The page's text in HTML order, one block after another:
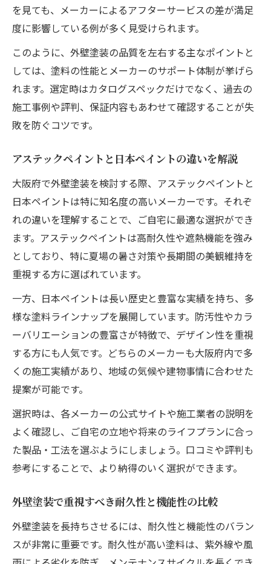
を見ても、メーカーによるアフターサービスの差が満足
度に影響している例が多く見受けられます。
このように、外壁塗装の品質を左右する主なポイントと
しては、塗料の性能とメーカーのサポート体制が挙げら
れます。選定時はカタログスペックだけでなく、過去の
施工事例や評判、保証内容もあわせて確認することが失
敗を防ぐコツです。
アステックペイントと日本ペイントの違いを解説
大阪府で外壁塗装を検討する際、アステックペイントと
日本ペイントは特に知名度の高いメーカーです。それぞ
れの違いを理解することで、ご自宅に最適な選択ができ
ます。アステックペイントは高耐久性や遮熱機能を強み
としており、特に夏場の暑さ対策や長期間の美観維持を
重視する方に選ばれています。
一方、日本ペイントは長い歴史と豊富な実績を持ち、多
様な塗料ラインナップを展開しています。防汚性やカラ
ーバリエーションの豊富さが特徴で、デザイン性を重視
する方にも人気です。どちらのメーカーも大阪府内で多
くの施工実績があり、地域の気候や建物事情に合わせた
提案が可能です。
選択時は、各メーカーの公式サイトや施工業者の説明を
よく確認し、ご自宅の立地や将来のライフプランに合っ
た製品・工法を選ぶようにしましょう。口コミや評判も
参考にすることで、より納得のいく選択ができます。
外壁塗装で重視すべき耐久性と機能性の比較
外壁塗装を長持ちさせるには、耐久性と機能性のバラン
スが非常に重要です。耐久性が高い塗料は、紫外線や風